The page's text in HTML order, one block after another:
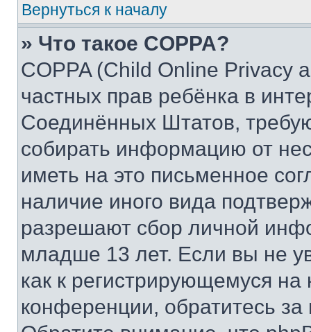
Вернуться к началу
» Что такое COPPA?
COPPA (Child Online Privacy
частных прав ребёнка в
Соединённых Штатов,
собирать информацию от
иметь на это письменное
наличие иного вида
разрешают сбор личной
младше 13 лет. Если вы не
как к регистрирующемуся
конференции, обратитесь